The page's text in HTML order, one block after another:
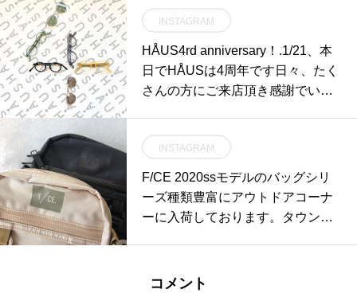
INSTAGRAM
HÅUS4rd anniversary！.1/21、本
日でHÅUSは4周年です日々、たく
さんの方にご来店頂き感謝でいっ
切な人へのギフト外遊びのアウト
ドア日々を快適に過ごせるメガネ
流行に流されない着心地のよいお
洋服家族の一員のワンちゃんのあ
暮らしをすこしでも良くするお手
くりをしていきます。まだまだ至
INSTAGRAM
F/CE 2020ssモデルのバッグシリ
ーズ種類豊富にアウトドアコーナ
ーに入荷しております。タウンユ
を是非お試しください。.本体の素
コメント